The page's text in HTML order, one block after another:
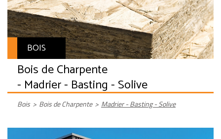
BOIS
Bois de Charpente
- Madrier - Basting - Solive
Bois > Bois de Charpente > Madrier - Basting - Solive